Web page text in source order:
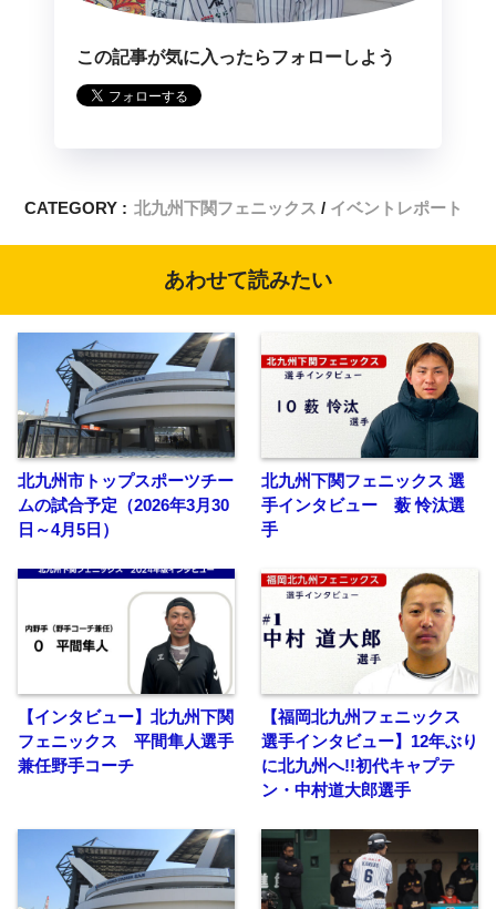
この記事が気に入ったらフォローしよう
CATEGORY : 北九州下関フェニックス イベントレポート
あわせて読みたい
北九州市トップスポーツチー
ムの試合予定（2026年3月30
日～4月5日）
北九州下関フェニックス 選
手インタビュー 薮 怜汰選
手
【インタビュー】北九州下関
フェニックス 平間隼人選手
兼任野手コーチ
【福岡北九州フェニックス
選手インタビュー】12年ぶり
に北九州へ!!初代キャプテ
ン・中村道大郎選手